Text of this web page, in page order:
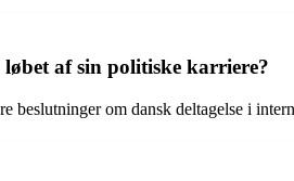
af sin politiske karriere?
beslutninger om dansk deltagelse i